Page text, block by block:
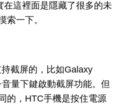
在這裡面是隱藏了很多的未
索一下。
截屏的，比如Galaxy
量下鍵啟動截屏功能。但
的，HTC手機是按住電源